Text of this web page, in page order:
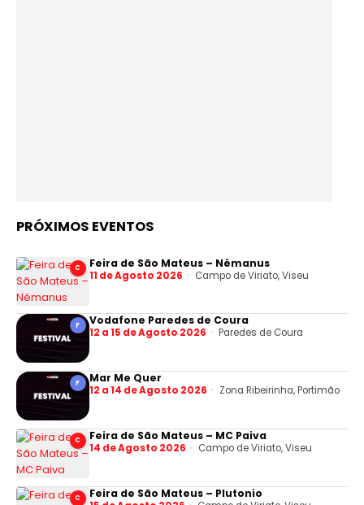
PRÓXIMOS EVENTOS
C Feira de São Mateus – Némanus
11 de Agosto 2026 Campo de Viriato, Viseu
F Vodafone Paredes de Coura
12 a 15 de Agosto 2026 Paredes de Coura
F Mar Me Quer
12 a 14 de Agosto 2026 Zona Ribeirinha, Portimão
C Feira de São Mateus – MC Paiva
14 de Agosto 2026 Campo de Viriato, Viseu
C Feira de São Mateus – Plutonio